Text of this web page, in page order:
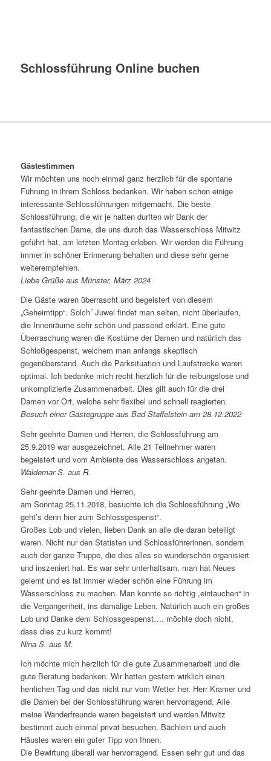
Schlossführung Online buchen
Gästestimmen
Wir möchten uns noch einmal ganz herzlich für die spontane
Führung in ihrem Schloss bedanken. Wir haben schon einige
interessante Schlossführungen mitgemacht. Die beste
Schlossführung, die wir je hatten durften wir Dank der
fantastischen Dame, die uns durch das Wasserschloss Mitwitz
geführt hat, am letzten Montag erleben. Wir werden die Führung
immer in schöner Erinnerung behalten und diese sehr gerne
weiterempfehlen.
Liebe Grüße aus Münster, März 2024
Die Gäste waren überrascht und begeistert von diesem
„Geheimtipp“. Solch´ Juwel findet man selten, nicht überlaufen,
die Innenräume sehr schön und passend erklärt. Eine gute
Überraschung waren die Kostüme der Damen und natürlich das
Schloßgespenst, welchem man anfangs skeptisch
gegenüberstand. Auch die Parksituation und Laufstrecke waren
optimal. Ich bedanke mich recht herzlich für die reibungslose und
unkomplizierte Zusammenarbeit. Dies gilt auch für die drei
Damen vor Ort, welche sehr flexibel und schnell reagierten.
Besuch einer Gästegruppe aus Bad Staffelstein am 28.12.2022
Sehr geehrte Damen und Herren, die Schlossführung am
25.9.2019 war ausgezeichnet. Alle 21 Teilnehmer waren
begeistert und vom Ambiente des Wasserschloss angetan.
Waldemar S. aus R.
Sehr geehrte Damen und Herren,
am Sonntag 25.11.2018, besuchte ich die Schlossführung „Wo
geht’s denn hier zum Schlossgespenst“.
Großes Lob und vielen, lieben Dank an alle die daran beteiligt
waren. Nicht nur den Statisten und Schlossführerinnen, sondern
auch der ganze Truppe, die dies alles so wunderschön organisiert
und inszeniert hat. Es war sehr unterhaltsam, man hat Neues
gelernt und es ist immer wieder schön eine Führung im
Wasserschloss zu machen. Man konnte so richtig „eintauchen“ in
die Vergangenheit, ins damalige Leben. Natürlich auch ein großes
Lob und Danke dem Schlossgespenst…. möchte doch nicht,
dass dies zu kurz kommt!
Nina S. aus M.
Ich möchte mich herzlich für die gute Zusammenarbeit und die
gute Beratung bedanken. Wir hatten gestern wirklich einen
herrlichen Tag und das nicht nur vom Wetter her. Herr Kramer und
die Damen bei der Schlossführung waren hervorragend. Alle
meine Wanderfreunde waren begeistert und werden Mitwitz
bestimmt auch einmal privat besuchen. Bächlein und auch
Häusles waren ein guter Tipp von Ihnen.
Die Bewirtung überall war hervorragend. Essen sehr gut und das